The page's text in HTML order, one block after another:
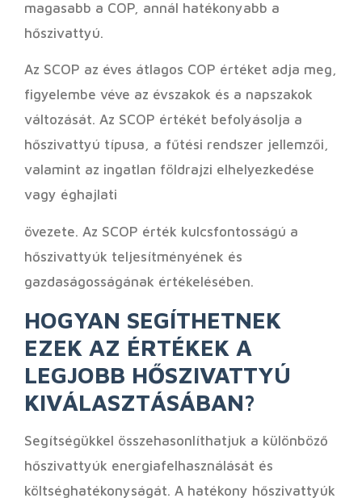
magasabb a COP, annál hatékonyabb a
hőszivattyú.
Az SCOP az éves átlagos COP értéket adja meg,
figyelembe véve az évszakok és a napszakok
változását. Az SCOP értékét befolyásolja a
hőszivattyú típusa, a fűtési rendszer jellemzői,
valamint az ingatlan földrajzi elhelyezkedése
vagy éghajlati
övezete. Az SCOP érték kulcsfontosságú a
hőszivattyúk teljesítményének és
gazdaságosságának értékelésében.
HOGYAN SEGÍTHETNEK
EZEK AZ ÉRTÉKEK A
LEGJOBB HŐSZIVATTYÚ
KIVÁLASZTÁSÁBAN?
Segítségükkel összehasonlíthatjuk a különböző
hőszivattyúk energiafelhasználását és
költséghatékonyságát. A hatékony hőszivattyúk